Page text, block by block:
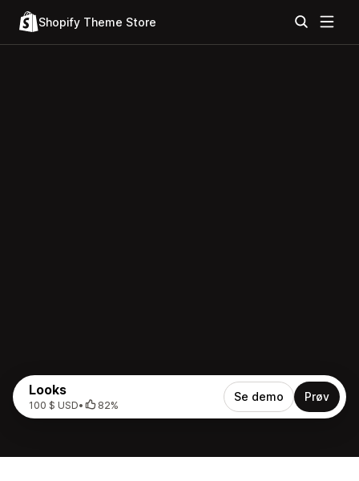
Shopify Theme Store
Looks
100 $ USD• 82%
Se demo Prøv